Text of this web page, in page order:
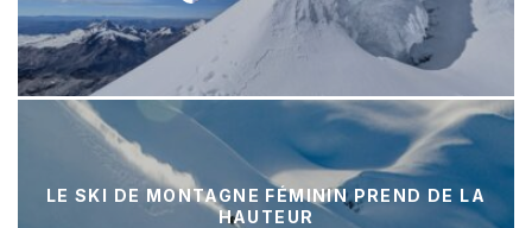
LE SKI DE MONTAGNE FÉMININ PREND DE LA
HAUTEUR